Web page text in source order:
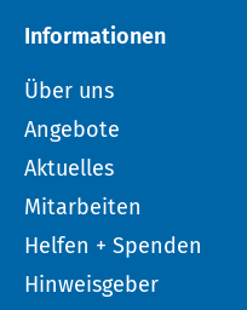
Informationen
Über uns
Angebote
Aktuelles
Mitarbeiten
Helfen + Spenden
Hinweisgeber